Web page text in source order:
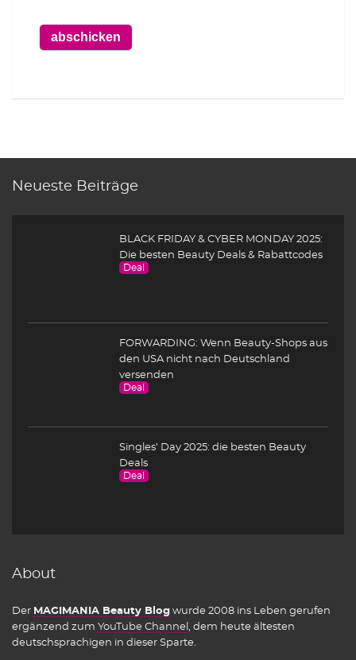
Neueste Beiträge
BLACK FRIDAY & CYBER MONDAY 2025:
Die besten Beauty Deals & Rabattcodes
Deal
FORWARDING: Wenn Beauty-Shops aus
den USA nicht nach Deutschland
versenden
Deal
Singles’ Day 2025: die besten Beauty
Deals
Deal
About
Der MAGIMANIA Beauty Blog wurde 2008 ins Leben gerufen
ergänzend zum YouTube Channel , dem heute ältesten
deutschsprachigen in dieser Sparte.